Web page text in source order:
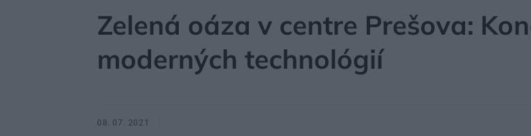
Zelená oáza v centre Prešova:
moderných technológií
08. 07. 2021